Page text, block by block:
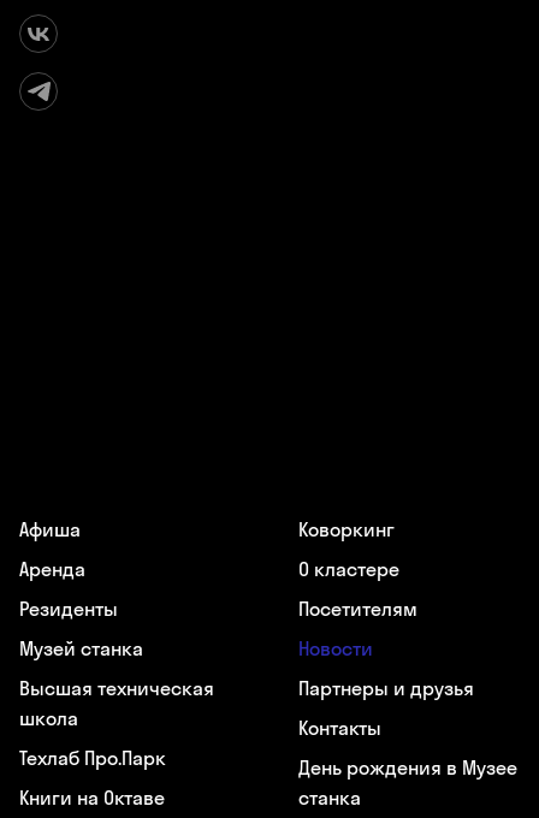
Афиша
Аренда
Резиденты
Музей станка
Высшая техническая
школа
Техлаб Про.Парк
Книги на Октаве
Коворкинг
О кластере
Посетителям
Новости
Партнеры и друзья
Контакты
День рождения в Музее
станка